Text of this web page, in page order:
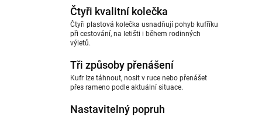
Čtyři kvalitní kolečka
Čtyři plastová kolečka usnadňují pohyb kufříku
při cestování, na letišti i během rodinných
výletů.
Tři způsoby přenášení
Kufr lze táhnout, nosit v ruce nebo přenášet
přes rameno podle aktuální situace.
Nastavitelný popruh